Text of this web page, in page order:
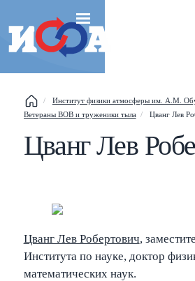
Институт физики атмосферы им. А.М.
Ветераны ВОВ и труженики тыла
Цванг Лев
Цванг Лев
Цванг Лев Робертович,
Института по науке, доктор
математических наук.
This help popup Shift